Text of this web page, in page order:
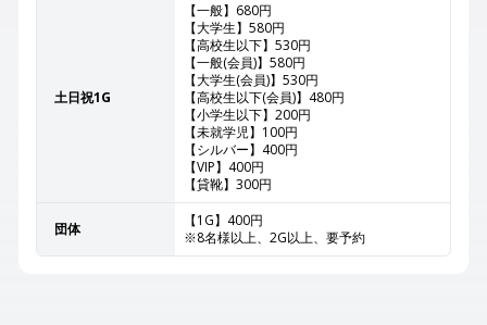
土日祝1G
【一般】680円
【大学生】580円
【高校生以下】530円
【一般(会員)】580円
【大学生(会員)】530円
【高校生以下(会員)】480円
【小学生以下】200円
【未就学児】100円
【シルバー】400円
【VIP】400円
【貸靴】300円
団体
【1G】400円
※8名様以上、2G以上、要予約